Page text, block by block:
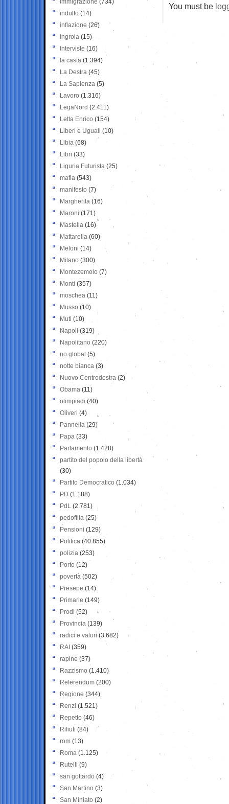
You must be
Immigrazione (734)
indulto (14)
inflazione (26)
Ingroia (15)
Interviste (16)
la casta (1.394)
La Destra (45)
La Sapienza (5)
Lavoro (1.316)
LegaNord (2.411)
Letta Enrico (154)
Liberi e Uguali (10)
Libia (68)
Libri (33)
Liguria Futurista (25)
mafia (543)
manifesto (7)
Margherita (16)
Maroni (171)
Mastella (16)
Mattarella (60)
Meloni (14)
Milano (300)
Montezemolo (7)
Monti (357)
moschea (11)
Musso (10)
Muti (10)
Napoli (319)
Napolitano (220)
no global (5)
notte bianca (3)
Nuovo Centrodestra (2)
Obama (11)
olimpiadi (40)
Oliveri (4)
Pannella (29)
Papa (33)
Parlamento (1.428)
partito del popolo della libertà
(30)
Partito Democratico (1.034)
PD (1.188)
PdL (2.781)
pedofilia (25)
Pensioni (129)
Politica (40.855)
polizia (253)
Porto (12)
povertà (502)
Presepe (14)
Primarie (149)
Prodi (52)
Provincia (139)
radici e valori (3.682)
RAI (359)
rapine (37)
Razzismo (1.410)
Referendum (200)
Regione (344)
Renzi (1.521)
Repetto (46)
Rifiuti (84)
rom (13)
Roma (1.125)
Rutelli (9)
san gottardo (4)
San Martino (3)
San Miniato (2)